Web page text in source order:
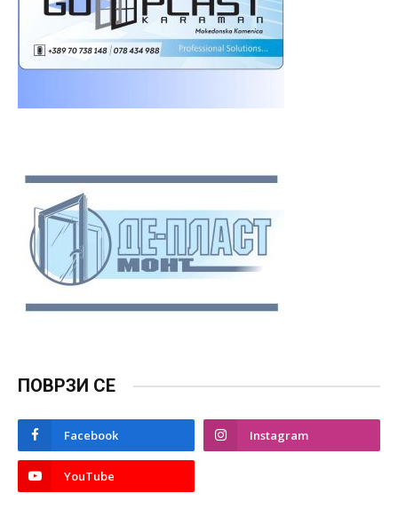
ПОВРЗИ СЕ
Facebook Instagram
YouTube